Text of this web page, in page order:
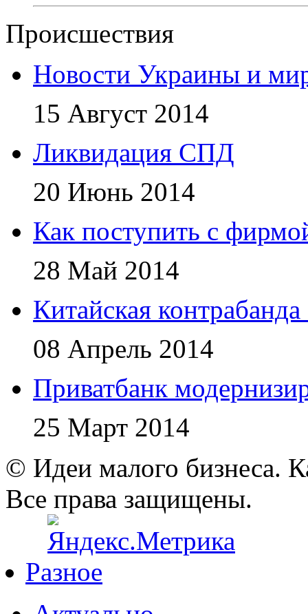
Происшествия
Новости Украины и
15 Август 2014
Ликвидация СПД
20 Июнь 2014
Как поступить с
28 Май 2014
Китайская
08 Апрель 2014
Приватбанк
25 Март 2014
© Идеи малого бизнеса.
Все права защищены.
Разное